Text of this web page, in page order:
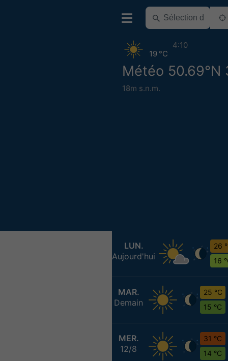
Météo 50.69°N
18m s.n.m.
19 °C
4:10
LUN.
Aujourd'hui
26
16
MAR.
Demain
25 °C
15 °C
MER.
12/8
31 °C
14 °C